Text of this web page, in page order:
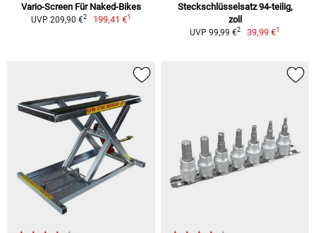
Vario-Screen Für Naked-Bikes
UVP 209,90 €2 199,41 €1
Steckschlüsselsatz 94-teilig,
zoll
UVP 99,99 €2 39,99 €1